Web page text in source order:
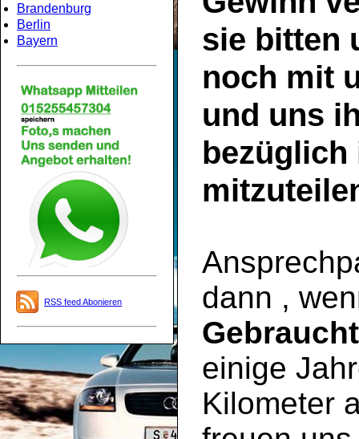
Brandenburg
Berlin
Bayern
RSS feed Abonieren
sie bitten
noch mit
und uns
dann ,
einige
Kilometer